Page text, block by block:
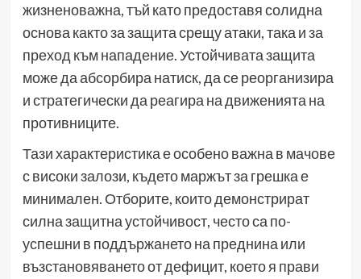
жизненоважна, тъй като предоставя солидна
основа както за защита срещу атаки, така и за
преход към нападение. Устойчивата защита
може да абсорбира натиск, да се реорганизира
и стратегически да реагира на движенията на
противниците.
Тази характеристика е особено важна в мачове
с високи залози, където маржът за грешка е
минимален. Отборите, които демонстрират
силна защитна устойчивост, често са по-
успешни в поддържането на преднина или
възстановяването от дефицит, което я прави